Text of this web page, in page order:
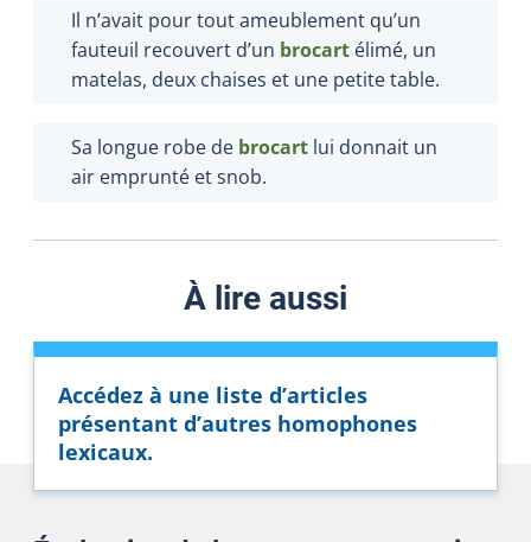
Il n’avait pour tout ameublement qu’un
fauteuil recouvert d’un brocart élimé, un
matelas, deux chaises et une petite table.
Sa longue robe de brocart lui donnait un
air emprunté et snob.
À lire aussi
Accédez à une liste d’articles
présentant d’autres homophones
lexicaux.